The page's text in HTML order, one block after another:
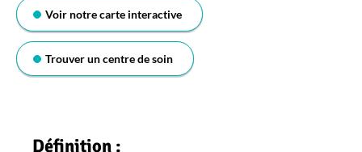
Voir notre carte interactive
Trouver un centre de soin
Définition :